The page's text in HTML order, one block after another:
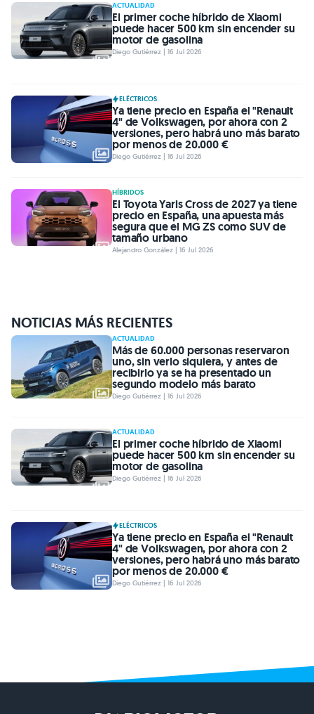
ACTUALIDAD
El primer coche híbrido de Xiaomi
puede hacer 500 km sin encender su
motor de gasolina
Diego Gutiérrez | 16 Jul 2026
ELÉCTRICOS
Ya tiene precio en España el "Renault
4" de Volkswagen, por ahora con 2
versiones, pero habrá uno más barato
por menos de 20.000 €
Diego Gutiérrez | 16 Jul 2026
HÍBRIDOS
El Toyota Yaris Cross de 2027 ya tiene
precio en España, una apuesta más
segura que el MG ZS como SUV de
tamaño urbano
Alejandro González | 16 Jul 2026
NOTICIAS MÁS RECIENTES
ACTUALIDAD
Más de 60.000 personas reservaron
uno, sin verlo siquiera, y antes de
recibirlo ya se ha presentado un
segundo modelo más barato
Diego Gutiérrez | 16 Jul 2026
ACTUALIDAD
El primer coche híbrido de Xiaomi
puede hacer 500 km sin encender su
motor de gasolina
Diego Gutiérrez | 16 Jul 2026
ELÉCTRICOS
Ya tiene precio en España el "Renault
4" de Volkswagen, por ahora con 2
versiones, pero habrá uno más barato
por menos de 20.000 €
Diego Gutiérrez | 16 Jul 2026